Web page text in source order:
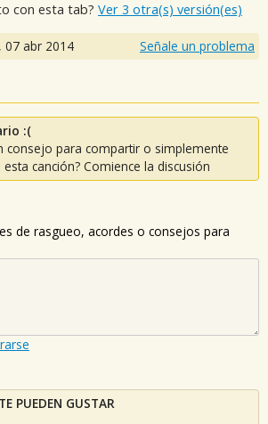
con esta tab? Ver 3 otra(s) versión(es)
, 07 abr 2014 Señale un problema
:(
consejo para compartir o simplemente
canción? Comience la discusión
de rasgueo, acordes o consejos para
PUEDEN GUSTAR